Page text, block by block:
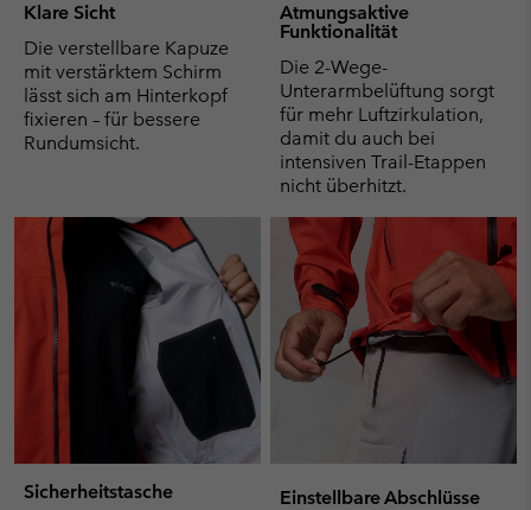
Klare Sicht
Die verstellbare Kapuze
mit verstärktem Schirm
lässt sich am Hinterkopf
fixieren – für bessere
Rundumsicht.
Atmungsaktive
Funktionalität
Die 2-Wege-
Unterarmbelüftung sorgt
für mehr Luftzirkulation,
damit du auch bei
intensiven Trail-Etappen
nicht überhitzt.
Sicherheitstasche
Einstellbare Abschlüsse